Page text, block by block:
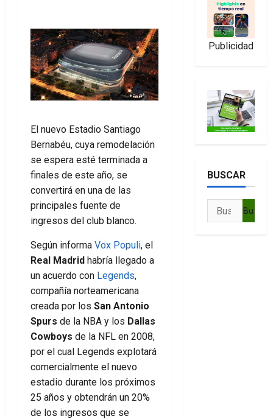
El nuevo Estadio Santiago
Bernabéu, cuya remodelación
se espera esté terminada a
finales de este año, se
convertirá en una de las
principales fuente de
ingresos del club blanco.
Según informa Vox Populi, el
Real Madrid habría llegado a
un acuerdo con Legends,
compañía norteamericana
creada por los San Antonio
Spurs de la NBA y los Dallas
Cowboys de la NFL en 2008,
por el cual Legends explotará
comercialmente el nuevo
estadio durante los próximos
25 años y obtendrán un 20%
de los ingresos que se
Publicidad
BUSCAR
Buscar: